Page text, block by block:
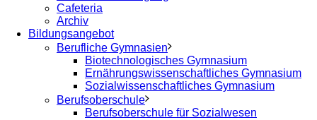
Cafeteria
Archiv
Bildungsangebot
Berufliche Gymnasien
Biotechnologisches Gymnasium
Ernährungswissenschaftliches Gymnasium
Sozialwissenschaftliches Gymnasium
Berufsoberschule
Berufsoberschule für Sozialwesen